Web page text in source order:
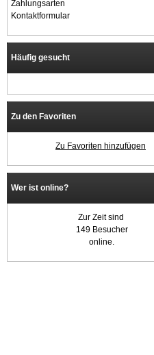
Zahlungsarten
Kontaktformular
Häufig gesucht
Zu den Favoriten
Zu Favoriten hinzufügen
Wer ist online?
Zur Zeit sind
149 Besucher
online.